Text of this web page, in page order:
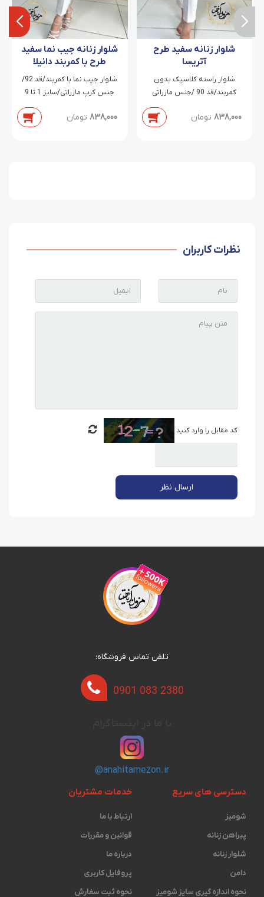
شلوار زنانه سفید طرح
آتریسا
شلوار راسته کلاسیک بدون
کمربند/قد 90 /جنس مازراتی
838,000 تومان
شلوار زنانه جیب نما سفید
طرح با کمربند دانیلا
شلوار جیب نما با کمربند/قد 92/
جنس کرپ مازراتی/سایز 1 تا 9
838,000 تومان
نظرات کاربران
کد مقابل را وارد کنید
ارسال نظر
تلفن تماس فروشگاه:
0901 083 2380
@anahitamezon.ir
دسترسی های سریع
شومیز
پیراهن زنانه
شلوار زنانه
دامن
نحوه اندازه گیری ‫سایز شومیز
خدمات مشتریان
ارتباط با ما
قوانین و مقررات
درباره ما
پروفایل کاربری
نحوه ثبت سفارش